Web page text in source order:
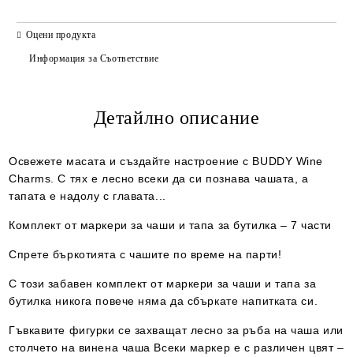
Ние ще се свържем с вас в рамките на работния ден.
Оцени продукта
Информация за Съответствие
Детайлно описание
Освежете масата и създайте настроение с BUDDY Wine
Charms. С тях е лесно всеки да си познава чашата, а
тапата е надолу с главата...
Комплект от маркери за чаши и тапа за бутилка – 7 части
Спрете бъркотията с чашите по време на парти!
С този забавен комплект от маркери за чаши и тапа за
бутилка никога повече няма да сбъркате напитката си.
Гъвкавите фигурки се захващат лесно за ръба на чаша или
столчето на винена чаша Всеки маркер е с различен цвят –